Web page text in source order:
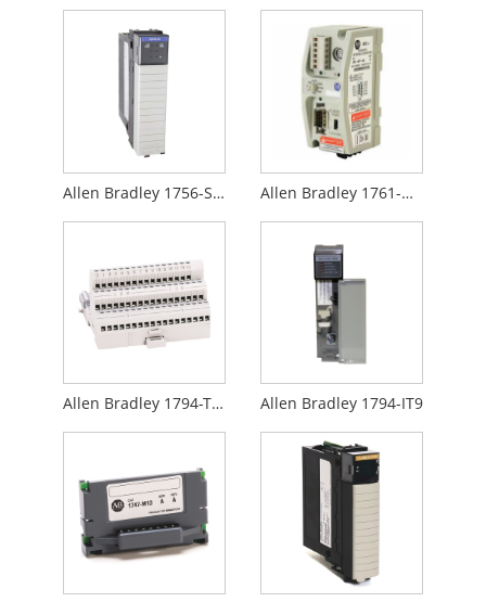
Allen Bradley 1756-SYNCH Allen Bradley 1761-NET-AIC
Allen Bradley 1794-TB3 Allen Bradley 1794-IT9